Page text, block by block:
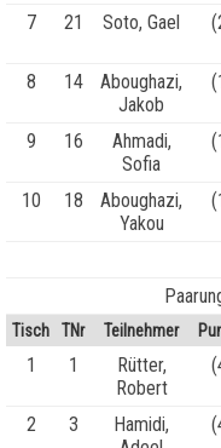
7 21 Soto, Gael
8 14
Aboughazi,
Jakob
9 16
Ahmadi,
Sofia
10 18
Aboughazi,
Yakou
Tisch TNr Teilnehmer
1 1
Rütter,
Robert
2 3
Hamidi,